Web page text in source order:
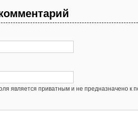
является приватным и не предназначено к